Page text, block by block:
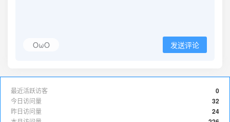
OωO 发送评论
0
最近活跃访客
32
今日访问量
24
昨日访问量